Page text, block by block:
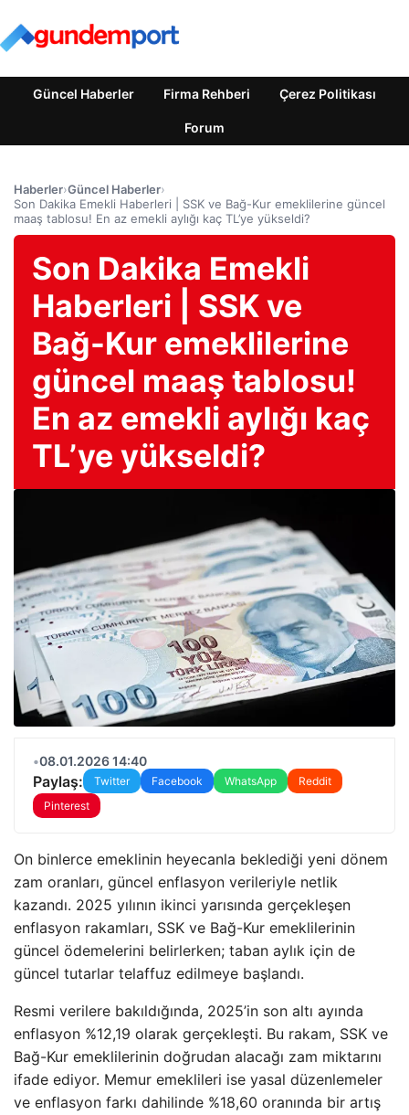
Güncel Haberler Firma Rehberi Çerez Politikası
Forum
Haberler›Güncel Haberler›
Son Dakika Emekli Haberleri | SSK ve Bağ-Kur emeklilerine güncel
maaş tablosu! En az emekli aylığı kaç TL’ye yükseldi?
Son Dakika Emekli
Haberleri | SSK ve
Bağ-Kur emeklilerine
güncel maaş tablosu!
En az emekli aylığı kaç
TL’ye yükseldi?
•08.01.2026 14:40
Paylaş: Twitter Facebook WhatsApp
Reddit
Pinterest
On binlerce emeklinin heyecanla beklediği yeni dönem
zam oranları, güncel enflasyon verileriyle netlik
kazandı. 2025 yılının ikinci yarısında gerçekleşen
enflasyon rakamları, SSK ve Bağ-Kur emeklilerinin
güncel ödemelerini belirlerken; taban aylık için de
güncel tutarlar telaffuz edilmeye başlandı.
Resmi verilere bakıldığında, 2025’in son altı ayında
enflasyon %12,19 olarak gerçekleşti. Bu rakam, SSK ve
Bağ-Kur emeklilerinin doğrudan alacağı zam miktarını
ifade ediyor. Memur emeklileri ise yasal düzenlemeler
ve enflasyon farkı dahilinde %18,60 oranında bir artış